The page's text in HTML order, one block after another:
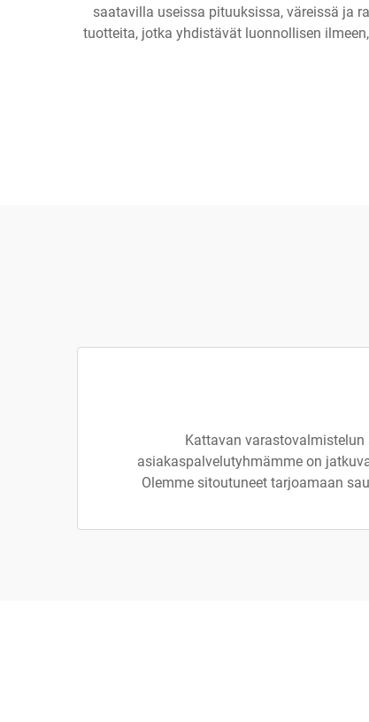
saatavilla useissa pituuksissa, väreissä ja
tuotteita, jotka yhdistävät luonnollisen
Kattavan
asiakaspalvelutyhmämme on
Olemme sitoutuneet tarjoamaan